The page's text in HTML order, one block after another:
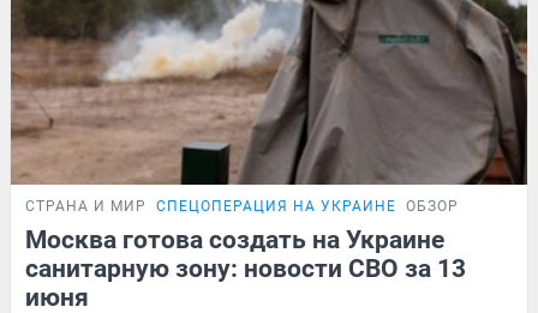
СТРАНА И МИР СПЕЦОПЕРАЦИЯ НА УКРАИНЕ ОБЗОР
Москва готова создать на Украине
санитарную зону: новости СВО за 13
июня